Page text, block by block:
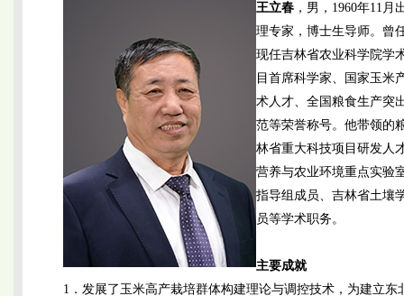
王立春 ，男，1960年11
理专家，博士生导师。曾
现任吉林省农业科学院学
目首席科学家、国家玉米
术人才、全国粮食生产突
范等荣誉称号。他带领的
林省重大科技项目研发人
营养与农业环境重点实验
指导组成员、吉林省土壤
员等学术职务。
主要成就
1．发展了玉米高产栽培群体构建理论与调控技术，为建立